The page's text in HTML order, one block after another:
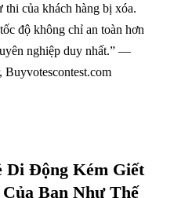
thi của khách hàng bị xóa.
độ không chỉ an toàn hơn
nghiệp duy nhất.” —
Di Động Kém Giết
Bạn Như Thế